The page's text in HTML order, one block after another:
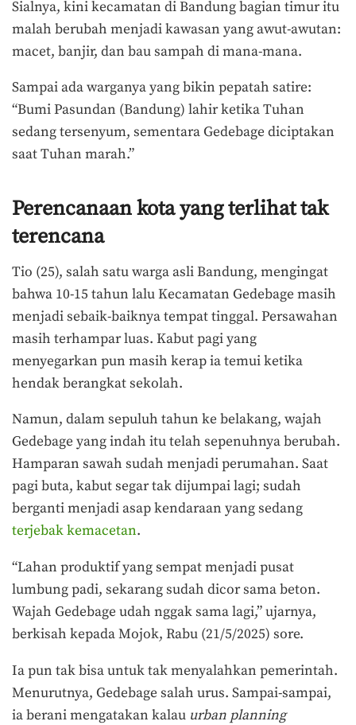
Sialnya, kini kecamatan di Bandung bagian timur itu
malah berubah menjadi kawasan yang awut-awutan:
macet, banjir, dan bau sampah di mana-mana.
Sampai ada warganya yang bikin pepatah satire:
“Bumi Pasundan (Bandung) lahir ketika Tuhan
sedang tersenyum, sementara Gedebage diciptakan
saat Tuhan marah.”
Perencanaan kota yang terlihat tak
terencana
Tio (25), salah satu warga asli Bandung, mengingat
bahwa 10-15 tahun lalu Kecamatan Gedebage masih
menjadi sebaik-baiknya tempat tinggal. Persawahan
masih terhampar luas. Kabut pagi yang
menyegarkan pun masih kerap ia temui ketika
hendak berangkat sekolah.
Namun, dalam sepuluh tahun ke belakang, wajah
Gedebage yang indah itu telah sepenuhnya berubah.
Hamparan sawah sudah menjadi perumahan. Saat
pagi buta, kabut segar tak dijumpai lagi; sudah
berganti menjadi asap kendaraan yang sedang
terjebak kemacetan.
“Lahan produktif yang sempat menjadi pusat
lumbung padi, sekarang sudah dicor sama beton.
Wajah Gedebage udah nggak sama lagi,” ujarnya,
berkisah kepada Mojok, Rabu (21/5/2025) sore.
Ia pun tak bisa untuk tak menyalahkan pemerintah.
Menurutnya, Gedebage salah urus. Sampai-sampai,
ia berani mengatakan kalau urban planning